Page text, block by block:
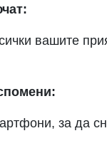
вашите
за да